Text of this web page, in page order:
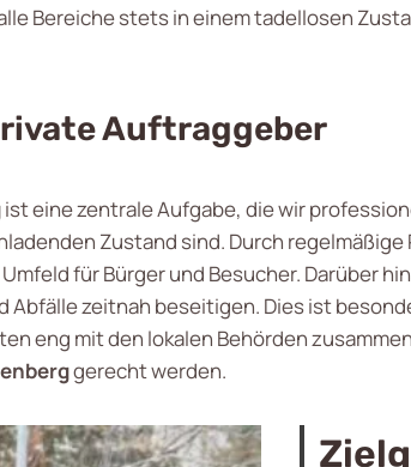
Bereiche stets in einem tadellosen
Auftraggeber
ist eine zentrale Aufgabe, die wir
Zustand sind. Durch
für Bürger und Besucher. Darüber
zeitnah beseitigen. Dies ist
eng mit den lokalen Behörden
gerecht werden.